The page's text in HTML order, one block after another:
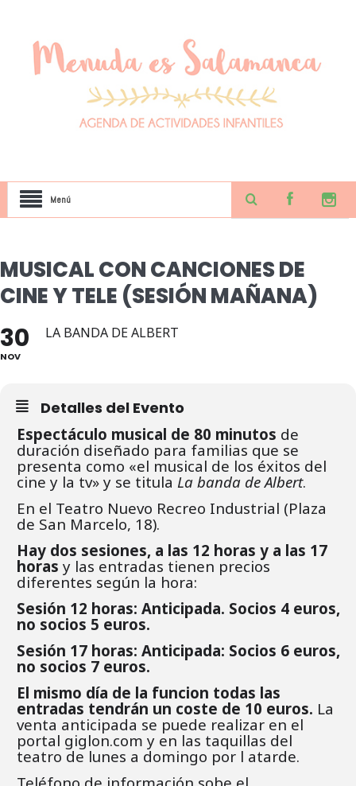
Menú
MUSICAL CON CANCIONES DE
CINE Y TELE (SESIÓN MAÑANA)
30
NOV
LA BANDA DE ALBERT
Detalles del Evento
Espectáculo musical de 80 minutos de
duración diseñado para familias que se
presenta como «el musical de los éxitos del
cine y la tv» y se titula La banda de Albert.
En el Teatro Nuevo Recreo Industrial (Plaza
de San Marcelo, 18).
Hay dos sesiones, a las 12 horas y a las 17
horas y las entradas tienen precios
diferentes según la hora:
Sesión 12 horas: Anticipada. Socios 4 euros,
no socios 5 euros.
Sesión 17 horas: Anticipada: Socios 6 euros,
no socios 7 euros.
El mismo día de la funcion todas las
entradas tendrán un coste de 10 euros. La
venta anticipada se puede realizar en el
portal giglon.com y en las taquillas del
teatro de lunes a domingo por l atarde.